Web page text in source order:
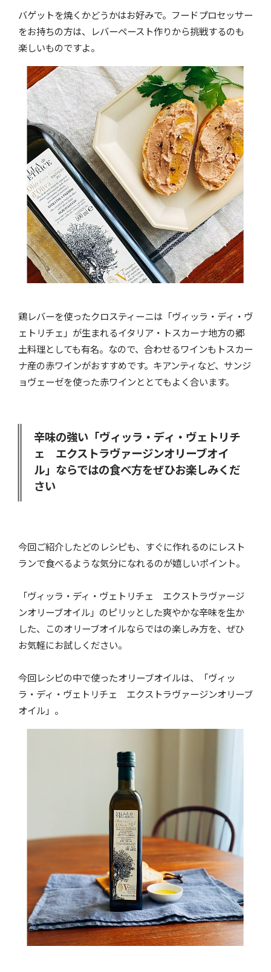
バゲットを焼くかどうかはお好みで。フードプロセッサー
をお持ちの方は、レバーペースト作りから挑戦するのも
楽しいものですよ。
鶏レバーを使ったクロスティーニは「ヴィッラ・ディ・ヴ
ェトリチェ」が生まれるイタリア・トスカーナ地方の郷
土料理としても有名。なので、合わせるワインもトスカー
ナ産の赤ワインがおすすめです。キアンティなど、サンジ
ョヴェーゼを使った赤ワインととてもよく合います。
辛味の強い「ヴィッラ・ディ・ヴェトリチ
ェ エクストラヴァージンオリーブオイ
ル」ならではの食べ方をぜひお楽しみくだ
さい
今回ご紹介したどのレシピも、すぐに作れるのにレスト
ランで食べるような気分になれるのが嬉しいポイント。
「ヴィッラ・ディ・ヴェトリチェ エクストラヴァージ
ンオリーブオイル」のピリッとした爽やかな辛味を生か
した、このオリーブオイルならではの楽しみ方を、ぜひ
お気軽にお試しください。
今回レシピの中で使ったオリーブオイルは、「ヴィッ
ラ・ディ・ヴェトリチェ エクストラヴァージンオリーブ
オイル」。